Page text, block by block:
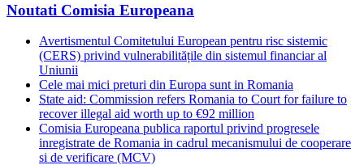
Noutati Comisia Europeana
Avertismentul Comitetului European pentru risc sistemic
(CERS) privind vulnerabilitățile din sistemul financiar al
Uniunii
Cele mai mici preturi din Europa sunt in Romania
State aid: Commission refers Romania to Court for failure to
recover illegal aid worth up to €92 million
Comisia Europeana publica raportul privind progresele
inregistrate de Romania in cadrul mecanismului de cooperare
si de verificare (MCV)